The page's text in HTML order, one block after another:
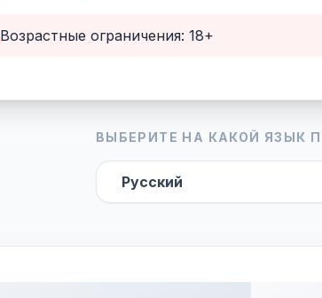
Возрастные ограничения: 18+
ВЫБЕРИТЕ НА КАКОЙ ЯЗЫК